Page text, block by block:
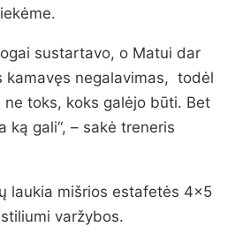
sustartavo, o Matui dar
kamavęs negalavimas, todėl
toks, koks galėjo būti. Bet
ką gali“, – sakė treneris
laukia mišrios estafetės 4×5
varžybos.